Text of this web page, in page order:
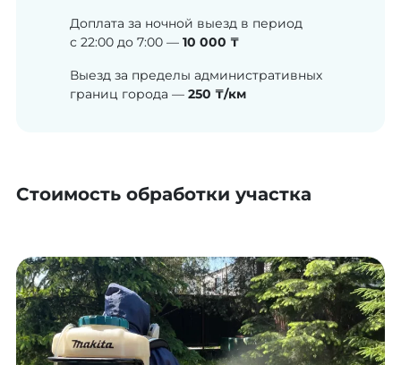
Доплата за ночной выезд в период
с 22:00 до 7:00 — 10 000 ₸
Выезд за пределы административных
границ города — 250 ₸/км
Стоимость обработки участка